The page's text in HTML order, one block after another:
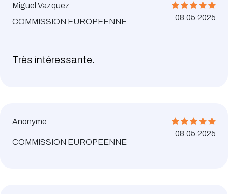
Miguel Vazquez
COMMISSION EUROPEENNE
08.05.2025
Très intéressante.
Anonyme
COMMISSION EUROPEENNE
08.05.2025